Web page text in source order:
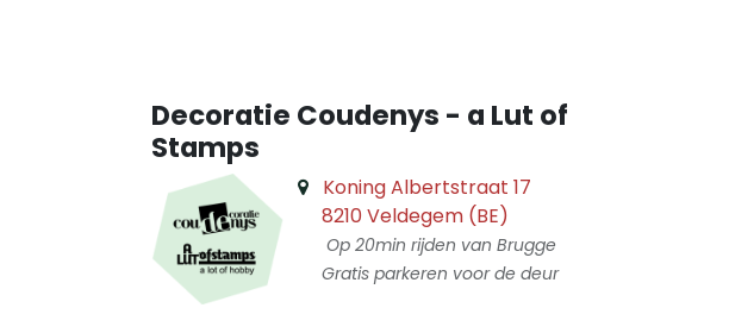
Decoratie Coudenys - a Lut of
Stamps
Koning Albertstraat 17
8210 Veldegem (BE)
Op 20min rijden van Brugge
Gratis parkeren voor de deur